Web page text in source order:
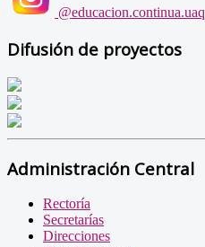
@educacion.continua.uaq
Difusión de proyectos
Administración Central
Rectoría
Secretarías
Direcciones